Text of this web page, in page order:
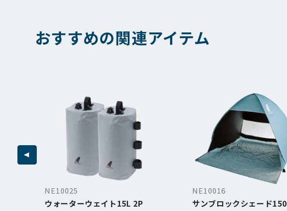
おすすめの関連アイテム
NE10025
ウォーターウェイト15L 2P
NE10016
サンブロックシェード150